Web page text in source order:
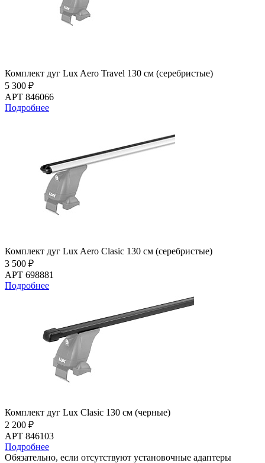
Комплект дуг Lux Aero Travel 130 см (серебристые)
5 300 ₽
АРТ 846066
Подробнее
Комплект дуг Lux Aero Clasic 130 см (серебристые)
3 500 ₽
АРТ 698881
Подробнее
Комплект дуг Lux Clasic 130 см (черные)
2 200 ₽
АРТ 846103
Подробнее
Обязательно, если отсутствуют установочные адаптеры